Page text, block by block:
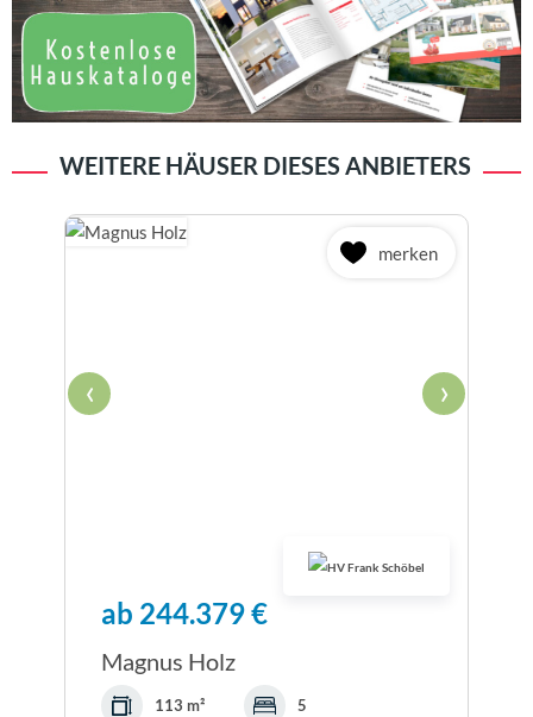
WEITERE HÄUSER DIESES ANBIETERS
merken
‹ ›
ab 244.379 €
Magnus Holz
113 m² 5